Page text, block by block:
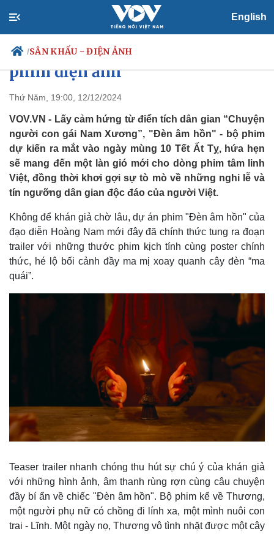
English
/SÂN KHẤU - ĐIỆN ẢNH
Chính trị
Đảng
Tổ chức nhân sự
Quốc hội
Nhận diện sự thật
Xã hội
Tin 24h
Dự báo thời tiết
Giáo dục
Dấu ấn VOV
Việc làm
Biển đảo
"Chuyện người con gái Nam
Xương" truyền cảm hứng thành
phim điện ảnh
Thứ Năm, 19:00, 12/12/2024
VOV.VN - Lấy cảm hứng từ điển tích dân gian “Chuyện
người con gái Nam Xương”, "Đèn âm hồn" - bộ phim
dự kiến ra mắt vào ngày mùng 10 Tết Ất Tỵ, hứa hẹn
sẽ mang đến một làn gió mới cho dòng phim tâm linh
Việt, đồng thời khơi gợi sự tò mò về những nghi lễ và
tín ngưỡng dân gian độc đáo của người Việt.
Không để khán giả chờ lâu, dự án phim "Đèn âm hồn" của
đạo diễn Hoàng Nam mới đây đã chính thức tung ra đoạn
trailer với những thước phim kịch tính cùng poster chính
thức, hé lộ bối cảnh đầy ma mị xoay quanh cây đèn “ma
quái”.
Teaser trailer nhanh chóng thu hút sự chú ý của khán giả
với những hình ảnh, âm thanh rùng rợn cùng câu chuyện
đầy bí ẩn về chiếc "Đèn âm hồn". Bộ phim kể về Thương,
một người phụ nữ có chồng đi lính xa, một mình nuôi con
trai - Lĩnh. Một ngày nọ, Thương vô tình nhặt được một cây